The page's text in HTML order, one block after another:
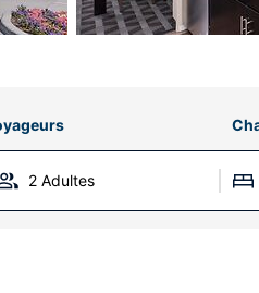
2 Adultes